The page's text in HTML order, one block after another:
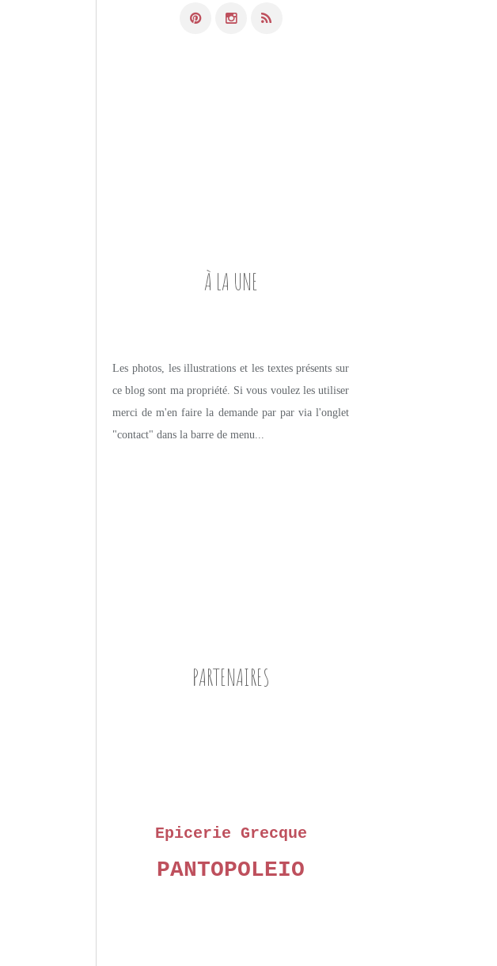
À LA UNE
Les photos, les illustrations et les textes présents sur
ce blog sont ma propriété. Si vous voulez les utiliser
merci de m'en faire la demande par par via l'onglet
"contact" dans la barre de menu...
PARTENAIRES
Epicerie Grecque
PANTOPOLEIO